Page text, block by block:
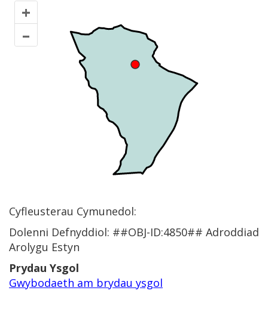
+
–
Cyfleusterau Cymunedol:
Dolenni Defnyddiol: ##OBJ-ID:4850## Adroddiad
Arolygu Estyn
Prydau Ysgol
Gwybodaeth am brydau ysgol